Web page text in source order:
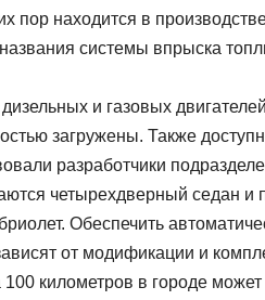
пор находится в
системы впрыска
и газовых
загружены. Также
разработчики
четырехдверный седан и
Обеспечить
от модификации и
километров в городе